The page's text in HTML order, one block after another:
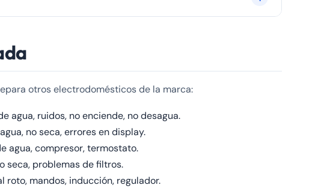
otros electrodomésticos de la marca:
agua, ruidos, no enciende, no desagua.
no seca, errores en display.
agua, compresor, termostato.
seca, problemas de filtros.
mandos, inducción, regulador.